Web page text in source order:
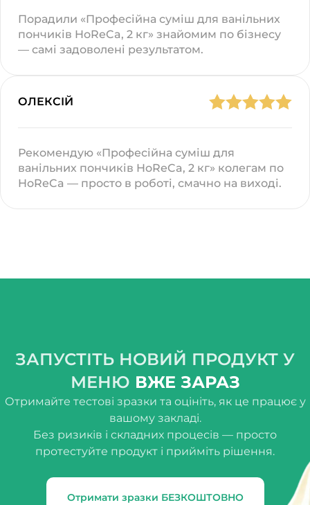
Порадили «Професійна суміш для ванільних
пончиків HoReCa, 2 кг» знайомим по бізнесу
— самі задоволені результатом.
ОЛЕКСІЙ
Рекомендую «Професійна суміш для
ванільних пончиків HoReCa, 2 кг» колегам по
HoReCa — просто в роботі, смачно на виході.
ЗАПУСТІТЬ НОВИЙ ПРОДУКТ У
МЕНЮ ВЖЕ ЗАРАЗ
Отримайте тестові зразки та оцініть, як це працює у
вашому закладі.
Без ризиків і складних процесів — просто
протестуйте продукт і прийміть рішення.
Отримати зразки БЕЗКОШТОВНО